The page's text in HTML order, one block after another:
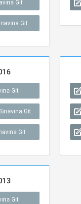
Git
Git
Git
Git
Git
Git